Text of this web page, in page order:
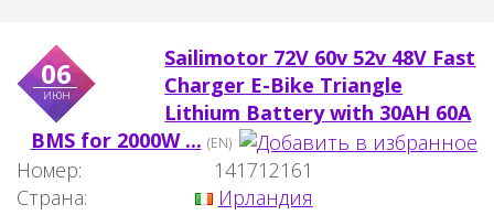
06
июн
Sailimotor 72V 60v 52v 48V Fast
Charger E-Bike Triangle
Lithium Battery with 30AH 60A
BMS for 2000W ... (EN)
Номер:
141712161
Страна:
Ирландия